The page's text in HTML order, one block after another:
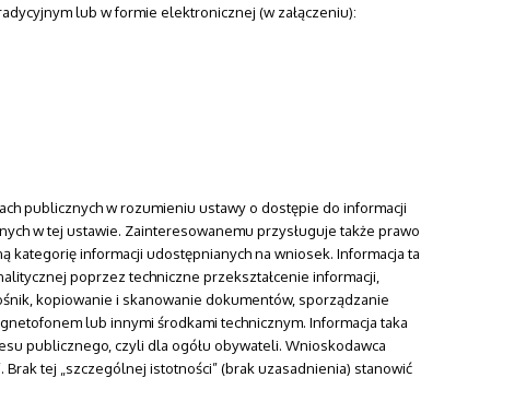
lub w formie elektronicznej (w załączeniu):
publicznych w rozumieniu ustawy o dostępie do informacji
w tej ustawie. Zainteresowanemu przysługuje także prawo
informacji udostępnianych na wniosek. Informacja ta
poprzez techniczne przekształcenie informacji,
kopiowanie i skanowanie dokumentów, sporządzanie
lub innymi środkami technicznym. Informacja taka
publicznego, czyli dla ogółu obywateli. Wnioskodawca
tej „szczególnej istotności” (brak uzasadnienia) stanowić